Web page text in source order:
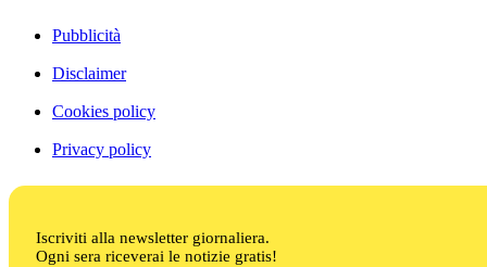
Pubblicità
Disclaimer
Cookies policy
Privacy policy
Iscriviti alla newsletter giornaliera.
Ogni sera riceverai le notizie gratis!